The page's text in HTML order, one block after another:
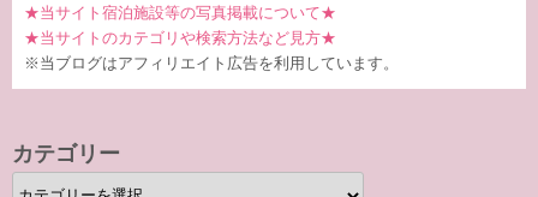
★当サイト宿泊施設等の写真掲載について★
★当サイトのカテゴリや検索方法など見方★
※当ブログはアフィリエイト広告を利用しています。
カテゴリー
カ